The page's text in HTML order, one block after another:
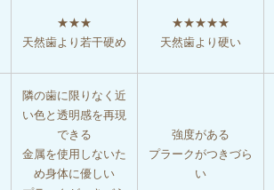
★★★
天然歯より若干硬め
★★★★★
天然歯より硬い
隣の歯に限りなく近
い色と透明感を再現
できる
金属を使用しないた
め身体に優しい
強度がある
プラークがつきづら
い